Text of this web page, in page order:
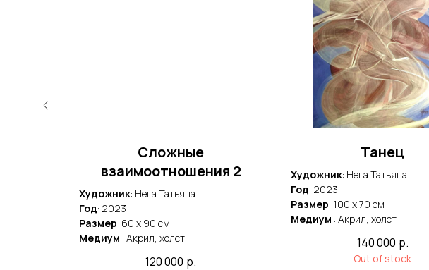
Сложные
взаимоотношения 2
Художник: Нега Татьяна
Год: 2023
Размер: 60 x 90 cм
Медиум : Акрил, холст
120 000 р.
Танец
Художник: Нега Татьяна
Год: 2023
Размер: 100 x 70 cм
Медиум : Акрил, холст
140 000 р.
Out of stock